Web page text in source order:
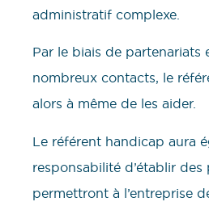
administratif complexe.
Par le biais de partenariats
nombreux contacts, le
alors à même de les aider.
Le référent handicap aura
responsabilité d’établir
permettront à l’entreprise